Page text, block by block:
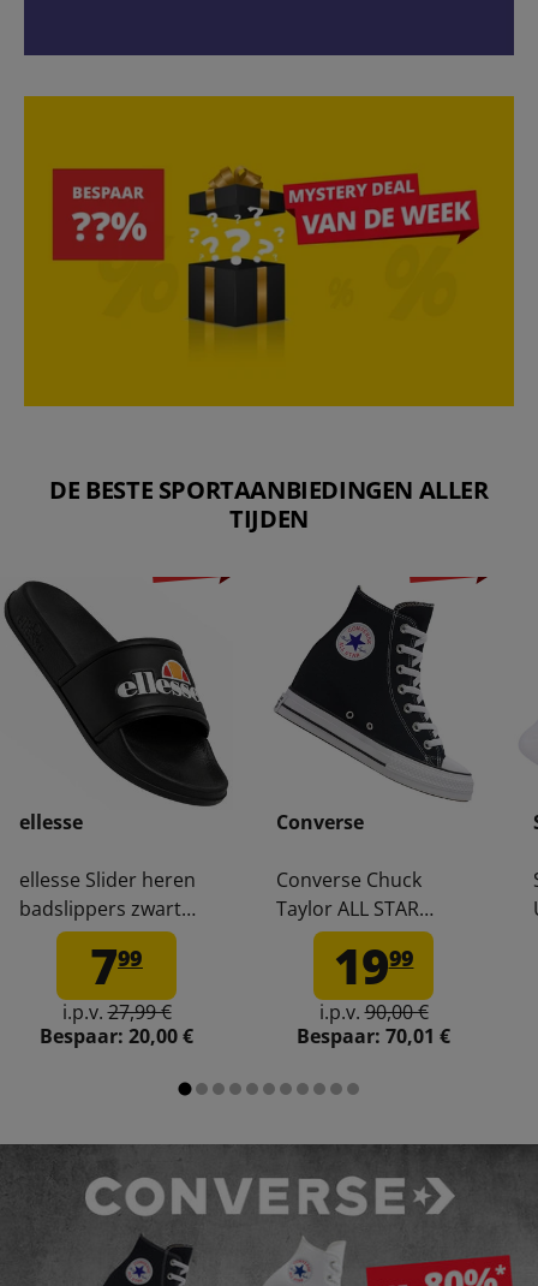
DE BESTE SPORTAANBIEDINGEN ALLER
TIJDEN
ellesse
ellesse Slider heren
badslippers zwart
Adelaide-Black
799
i.p.v.27,99 €
Bespaar: 20,00 €
Converse
Converse Chuck
Taylor ALL STAR
Wedge Platform
damessneaker
A11909C1999
i.p.v.90,00 €
Bespaar: 70,01 €